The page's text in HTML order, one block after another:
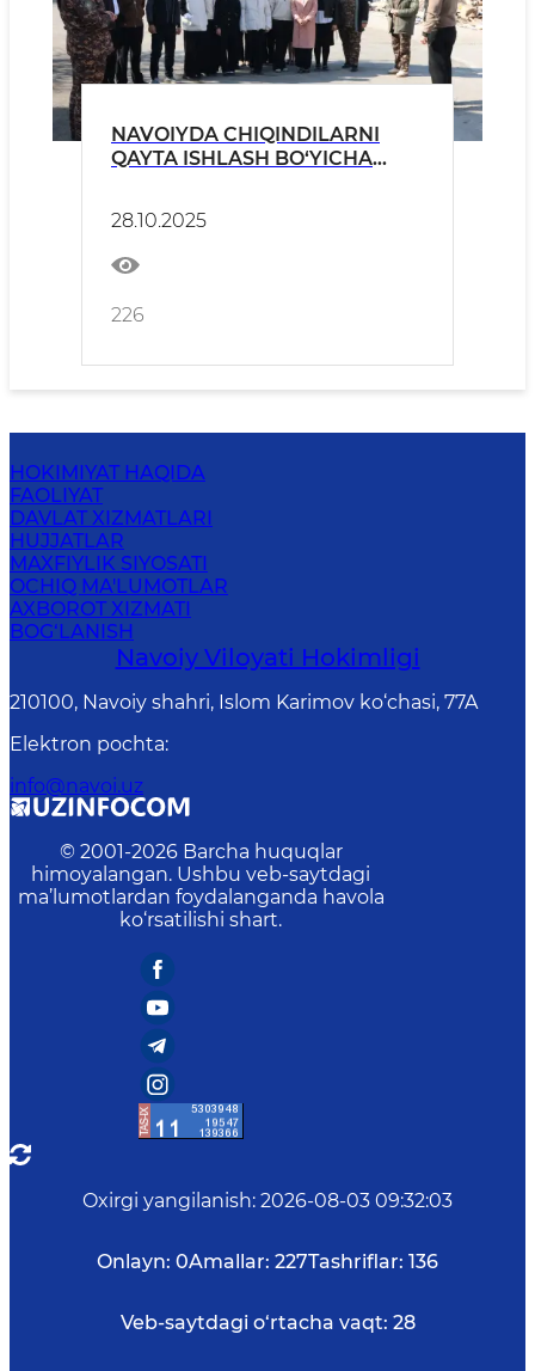
NAVOIYDA CHIQINDILARNI
QAYTA ISHLASH BO‘YICHA
28.10.2025
226
HOKIMIYAT HAQIDA
FAOLIYAT
DAVLAT XIZMATLARI
HUJJATLAR
MAXFIYLIK SIYOSATI
OCHIQ MA'LUMOTLAR
AXBOROT XIZMATI
BOG‘LANISH
Navoiy Vilоyati Hоkimligi
210100, Nаvоiy shаhri, Islom Karimov ko‘chаsi, 77A
Elektron pochta:
info@navoi.uz
© 2001-2026 Barcha huquqlar
himoyalangan. Ushbu veb-saytdagi
ma’lumotlardan foydalanganda havola
ko‘rsatilishi shart.
Oxirgi yangilanish: 2026-08-03 09:32:03
Onlayn: 0Amallar: 227Tashriflar: 136
Veb-saytdagi o‘rtacha vaqt: 28